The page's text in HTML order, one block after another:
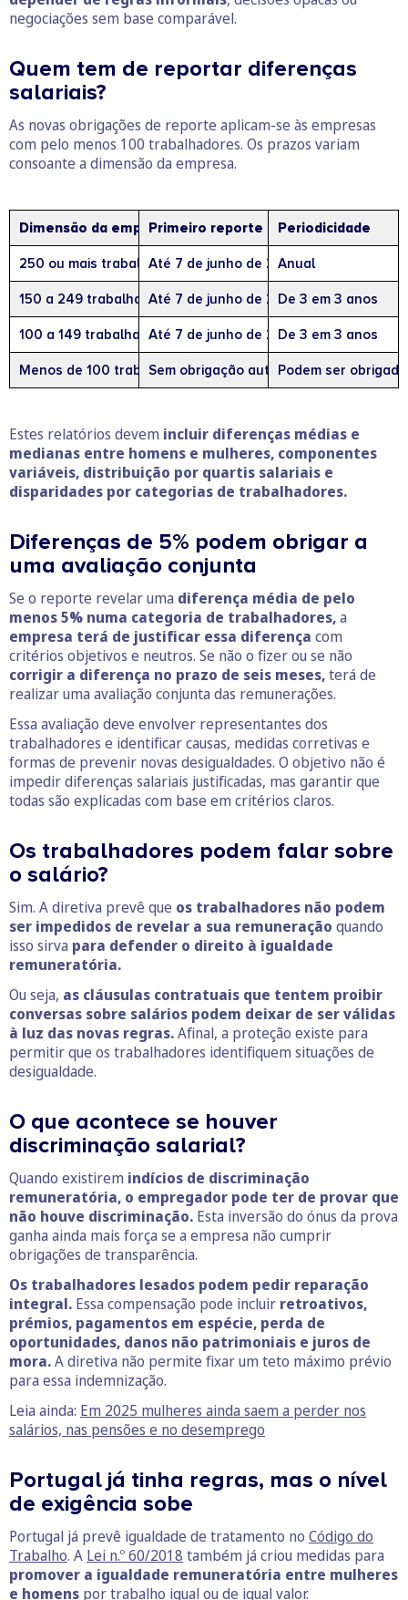
negociações sem base comparável.
Quem tem de reportar diferenças
salariais?
As novas obrigações de reporte aplicam-se às empresas
com pelo menos 100 trabalhadores. Os prazos variam
consoante a dimensão da empresa.
Dimensão da empresaPrimeiro reporte Periodicidade
250 ou mais trabalhadoresAté 7 de junho de 2027
Anual
150 a 249 trabalhadoresAté 7 de junho de 2027De 3 em 3 anos
100 a 149 trabalhadoresAté 7 de junho de 2031De 3 em 3 anos
Menos de 100 trabalhadoresSem obrigação automática de reporte
Podem ser
Estes relatórios devem incluir diferenças médias e
medianas entre homens e mulheres, componentes
variáveis, distribuição por quartis salariais e
disparidades por categorias de trabalhadores.
Diferenças de 5% podem obrigar a
uma avaliação conjunta
Se o reporte revelar uma diferença média de pelo
menos 5% numa categoria de trabalhadores,a
empresa terá de justificar essa diferença com
critérios objetivos e neutros. Se não o fizer ou se não
corrigir a diferença no prazo de seis meses,terá de
realizar uma avaliação conjunta das remunerações.
Essa avaliação deve envolver representantes dos
trabalhadores e identificar causas, medidas corretivas e
formas de prevenir novas desigualdades. O objetivo não é
impedir diferenças salariais justificadas, mas garantir que
todas são explicadas com base em critérios claros.
Os trabalhadores podem falar sobre
o salário?
Sim. A diretiva prevê que os trabalhadores não podem
ser impedidos de revelar a sua remuneração quando
isso sirva para defender o direito à igualdade
remuneratória.
Ou seja, as cláusulas contratuais que tentem proibir
conversas sobre salários podem deixar de ser válidas
à luz das novas regras.Afinal, a proteção existe para
permitir que os trabalhadores identifiquem situações de
desigualdade.
O que acontece se houver
discriminação salarial?
Quando existirem indícios de discriminação
remuneratória, o empregador pode ter de provar que
não houve discriminação. Esta inversão do ónus da prova
ganha ainda mais força se a empresa não cumprir
obrigações de transparência.
Os trabalhadores lesados podem pedir reparação
integral. Essa compensação pode incluir retroativos,
prémios, pagamentos em espécie, perda de
oportunidades, danos não patrimoniais e juros de
mora.A diretiva não permite fixar um teto máximo prévio
para essa indemnização.
Leia ainda: Em 2025 mulheres ainda saem a perder nos
salários, nas pensões e no desemprego
Portugal já tinha regras, mas o nível
de exigência sobe
Portugal já prevê igualdade de tratamento no Código do
Trabalho. A Lei n.º 60/2018 também já criou medidas para
promover a igualdade remuneratória entre mulheres
e homens por trabalho igual ou de igual valor.